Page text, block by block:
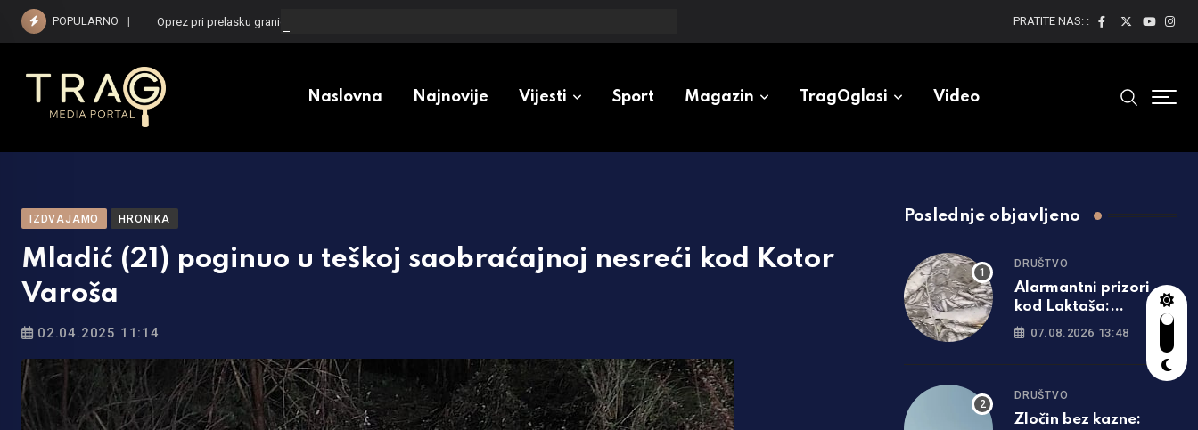
Skip
POPULARNO Oprez pri prelasku granice: Zbog nekoliko komada voća kazna može biti i veća od 13.000 evra PRATITE NAS: :
Naslovna Najnovije Vijesti Sport Magazin TragOglasi Video
IZDVAJAMO HRONIKA
Mladić (21) poginuo u teškoj saobraćajnoj nesreći kod Kotor
Varoša
02.04.2025 11:14
Poslednje objavljeno
DRUŠTVO
Alarmantni prizori
kod Laktaša:
Turjanica presušila,
07.08.2026 13:48
DRUŠTVO
Zločin bez kazne: